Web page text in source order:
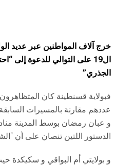
خرج آلاف المواطنين عبر عديد
ال19 على التوالي للدعوة إلى
الجذري”
فبولاية قسنطينة كان
عددهم مقارنة بالمسيرات
الدستور اللتين تنصان على أن
و بولايتي أم البواقي و سكيكدة